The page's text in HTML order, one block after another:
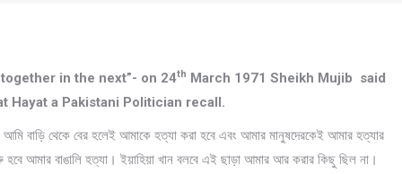
in the next”- on 24th March 1971 Sheikh Mujib said
Hayat a Pakistani Politician recall.
আমি বাড়ি থেকে বের হলেই আমাকে হত্যা করা হবে এবং আমার মানুষদেরকেই আমার হত্যার
আমার বাঙালি হত্যা। ইয়াহিয়া খান বলবে এই ছাড়া আমার আর করার কিছু ছিল না।